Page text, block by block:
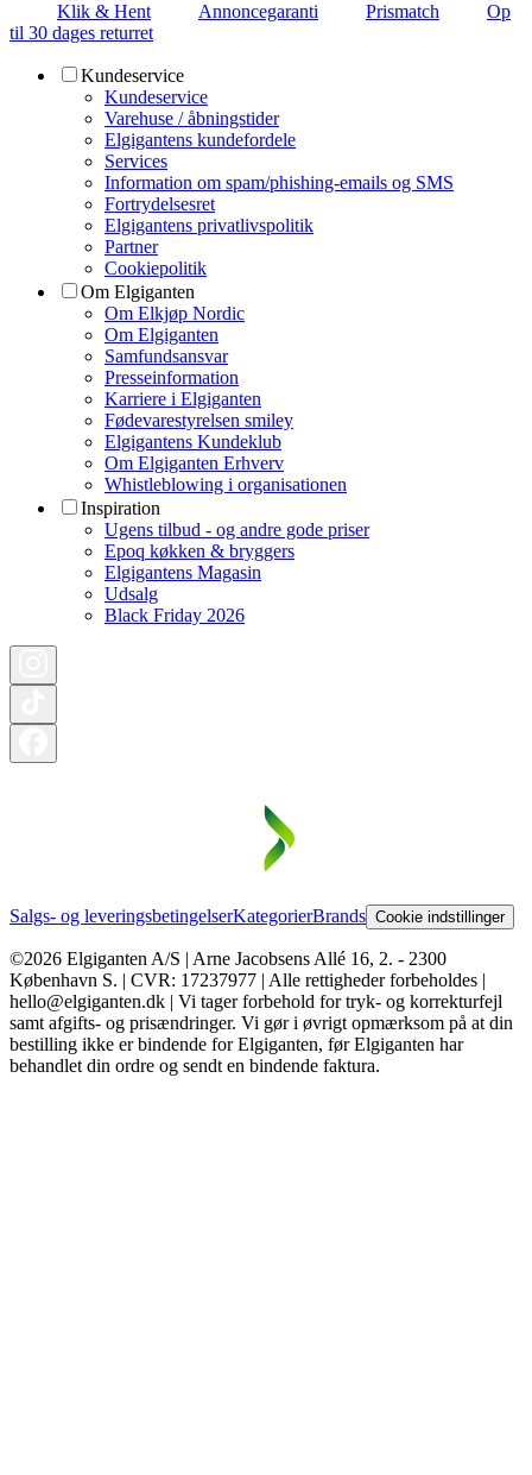
Klik & Hent Annoncegaranti Prismatch
Op
til 30 dages returret
Kundeservice
Kundeservice
Varehuse / åbningstider
Elgigantens kundefordele
Services
Information om spam/phishing-emails og SMS
Fortrydelsesret
Elgigantens privatlivspolitik
Partner
Cookiepolitik
Om Elgiganten
Om Elkjøp Nordic
Om Elgiganten
Samfundsansvar
Presseinformation
Karriere i Elgiganten
Fødevarestyrelsen smiley
Elgigantens Kundeklub
Om Elgiganten Erhverv
Whistleblowing i organisationen
Inspiration
Ugens tilbud - og andre gode priser
Epoq køkken & bryggers
Elgigantens Magasin
Udsalg
Black Friday 2026
Salgs- og leveringsbetingelserKategorierBrands Cookie indstillinger
©2026 Elgiganten A/S | Arne Jacobsens Allé 16, 2. - 2300
København S. | CVR: 17237977 | Alle rettigheder forbeholdes |
hello@elgiganten.dk | Vi tager forbehold for tryk- og korrekturfejl
samt afgifts- og prisændringer. Vi gør i øvrigt opmærksom på at din
bestilling ikke er bindende for Elgiganten, før Elgiganten har
behandlet din ordre og sendt en bindende faktura.